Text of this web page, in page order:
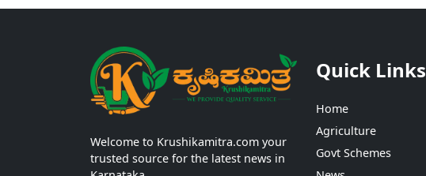
Welcome to Krushikamitra.com your
trusted source for the latest news in
Quick Links
Home
Agriculture
Govt Schemes